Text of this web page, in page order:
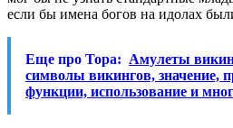
если бы имена богов на идолах
Еще про Тора: Амулеты
символы викингов, значение,
функции, использование и